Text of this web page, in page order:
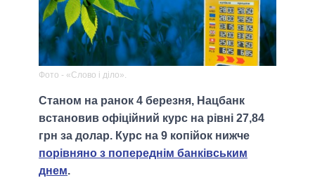
Фото - «Слово і діло».
Станом на ранок 4 березня, Нацбанк
встановив офіційний курс на рівні 27,84
грн за долар. Курс на 9 копійок нижче
порівняно з попереднім банківським
днем.